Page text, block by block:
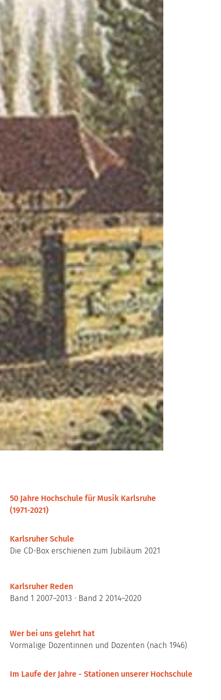
50 Jahre Hochschule für Musik Karlsruhe
(1971-2021)
Karlsruher Schule
Die CD-Box erschienen zum Jubiläum 2021
Karlsruher Reden
Band 1 2007–2013 · Band 2 2014–2020
Wer bei uns gelehrt hat
Vormalige Dozentinnen und Dozenten (nach 1946)
Im Laufe der Jahre - Stationen unserer Hochschule